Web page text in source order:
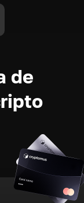
de